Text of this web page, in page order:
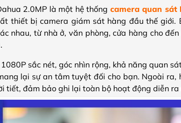
2.0MP là một hệ thống camera quan sát
thiết bị camera giám sát hàng đầu thế giới.
nhau, từ nhà ở, văn phòng, cửa hàng cho
sắc nét, góc nhìn rộng, khả năng quan
lại sự an tâm tuyệt đối cho bạn. Ngoài ra,
tiết, đảm bảo ghi lại toàn bộ hoạt động diễn